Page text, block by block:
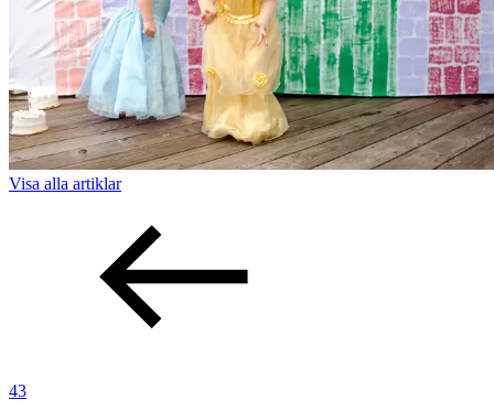
Visa alla artiklar
43